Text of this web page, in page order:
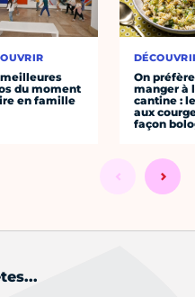
du moment
en famille
On préfère
manger à
cantine :
aux
façon